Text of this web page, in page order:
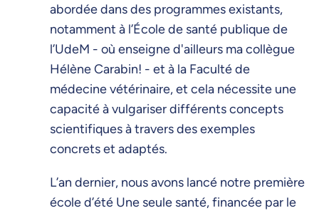
abordée dans des programmes existants,
notamment à l’École de santé publique de
l’UdeM - où enseigne d'ailleurs ma collègue
Hélène Carabin! - et à la Faculté de
médecine vétérinaire, et cela nécessite une
capacité à vulgariser différents concepts
scientifiques à travers des exemples
concrets et adaptés.
L’an dernier, nous avons lancé notre première
école d’été Une seule santé, financée par le